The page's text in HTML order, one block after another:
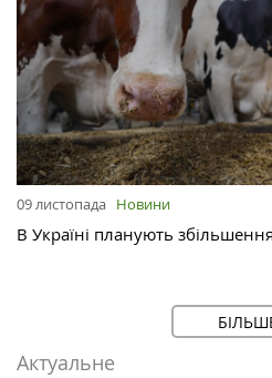
09 листопада Новини
В Україні планують збільшення
Актуальне